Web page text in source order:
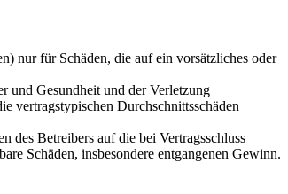
nur für Schäden, die auf ein vorsätzliches oder
und Gesundheit und der Verletzung
vertragstypischen Durchschnittsschäden
des Betreibers auf die bei Vertragsschluss
Schäden, insbesondere entgangenen Gewinn.